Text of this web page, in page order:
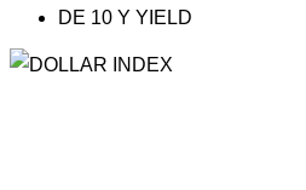
DE 10 Y YIELD